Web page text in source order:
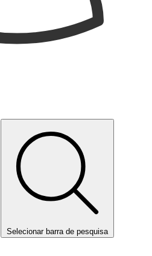
Selecionar barra de pesquisa